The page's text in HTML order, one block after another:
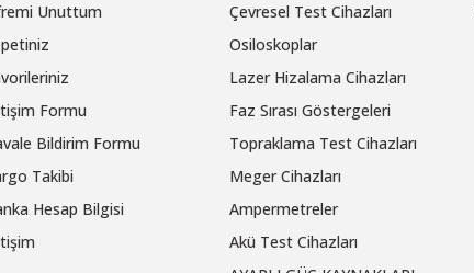
Unuttum
Formu
Bildirim Formu
Takibi
Hesap Bilgisi
Çevresel Test Cihazları
Osiloskoplar
Lazer Hizalama Cihazları
Faz Sırası Göstergeleri
Topraklama Test Cihazları
Meger Cihazları
Ampermetreler
Akü Test Cihazları